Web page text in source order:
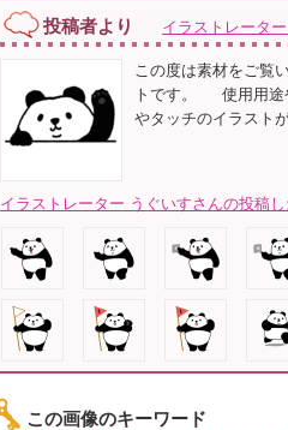
投稿者より イラストレータ
この度は素材をご覧
トです。 使用用途
やタッチのイラスト
イラストレーター うぐいすさんの投稿
この画像のキーワード